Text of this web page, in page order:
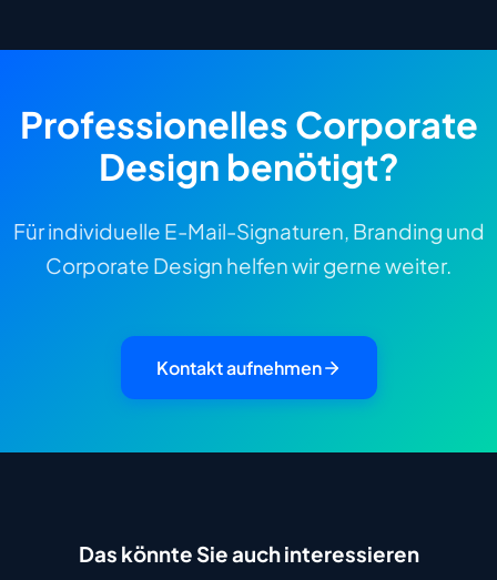
Professionelles Corporate
Design benötigt?
Für individuelle E-Mail-Signaturen, Branding und
Corporate Design helfen wir gerne weiter.
Kontakt aufnehmen
Das könnte Sie auch interessieren